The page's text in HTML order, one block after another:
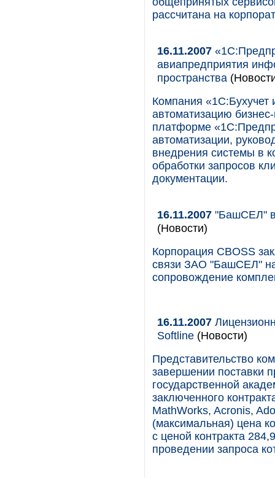
рассчитана на
16.11.2007
авиапредприятия
пространства
Компания
автоматизацию
платформе
автоматизации,
внедрения системы в
обработки запросов
документации.
16.11.2007 "БашСЕЛ"
(Новости)
Корпорация CBOSS
связи ЗАО "БашСЕЛ" на
сопровождение
16.11.2007
Softline (Новости)
Представительство
завершении поставки
государственной
заключенного
MathWorks, Acronis,
(максимальная) цена
с ценой контракта
проведении запроса